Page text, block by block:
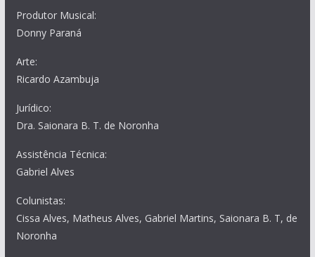
Produtor Musical:
Donny Paraná
Arte:
Ricardo Azambuja
Jurídico:
Dra. Saionara B. T. de Noronha
Assistência Técnica:
Gabriel Alves
Colunistas:
Cissa Alves, Matheus Alves, Gabriel Martins, Saionara B. T, de
Noronha